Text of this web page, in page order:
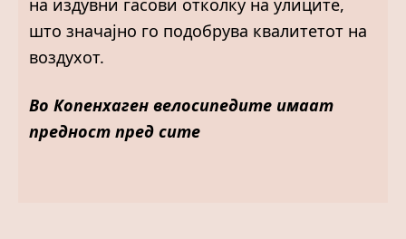
на издувни гасови отколку на улиците,
што значајно го подобрува квалитетот на
воздухот.
Во Копенхаген велосипедите имаат
предност пред сите